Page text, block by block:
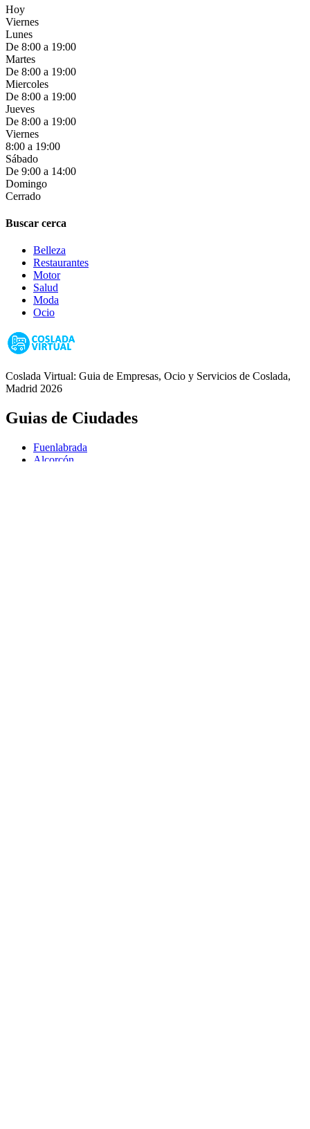
Hoy
Viernes
Lunes
De 8:00 a 19:00
Martes
De 8:00 a 19:00
Miercoles
De 8:00 a 19:00
Jueves
De 8:00 a 19:00
Viernes
8:00 a 19:00
Sábado
De 9:00 a 14:00
Domingo
Cerrado
Buscar cerca
Belleza
Restaurantes
Motor
Salud
Moda
Ocio
Coslada Virtual: Guia de Empresas, Ocio y Servicios de Coslada,
Madrid 2026
Guias de Ciudades
Fuenlabrada
Alcorcón